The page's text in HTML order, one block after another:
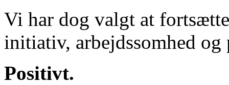
Vi har dog valgt at
initiativ, arbejdssomhed
Positivt.